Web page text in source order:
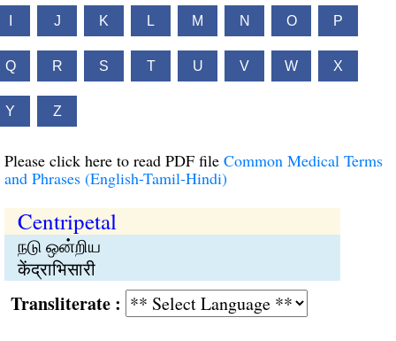
J K L M N O P
Q R S T U V W X
Y Z
Please click here to read PDF file Common Medical Terms
and Phrases (English-Tamil-Hindi)
Centripetal
நடு ஒன்றிய
केंद्राभिसारी
: